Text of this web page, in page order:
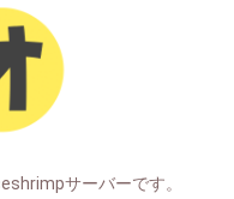
サーバーです。